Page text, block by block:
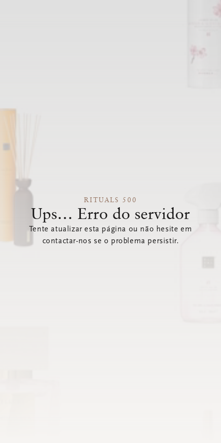
RITUALS 500
Ups… Erro do servidor
Tente atualizar esta página ou não hesite em
contactar-nos se o problema persistir.